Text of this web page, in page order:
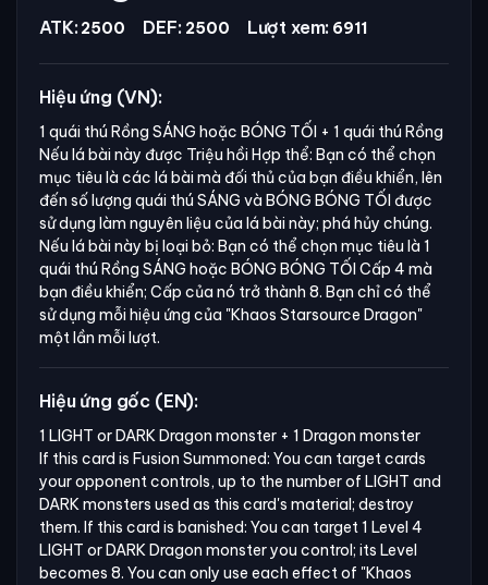
ATK: 2500 DEF: 2500 Lượt xem: 6911
Hiệu ứng (VN):
1 quái thú Rồng SÁNG hoặc BÓNG TỐI + 1 quái thú Rồng
Nếu lá bài này được Triệu hồi Hợp thể: Bạn có thể chọn
mục tiêu là các lá bài mà đối thủ của bạn điều khiển, lên
đến số lượng quái thú SÁNG và BÓNG BÓNG TỐI được
sử dụng làm nguyên liệu của lá bài này; phá hủy chúng.
Nếu lá bài này bị loại bỏ: Bạn có thể chọn mục tiêu là 1
quái thú Rồng SÁNG hoặc BÓNG BÓNG TỐI Cấp 4 mà
bạn điều khiển; Cấp của nó trở thành 8. Bạn chỉ có thể
sử dụng mỗi hiệu ứng của "Khaos Starsource Dragon"
một lần mỗi lượt.
Hiệu ứng gốc (EN):
1 LIGHT or DARK Dragon monster + 1 Dragon monster
If this card is Fusion Summoned: You can target cards
your opponent controls, up to the number of LIGHT and
DARK monsters used as this card's material; destroy
them. If this card is banished: You can target 1 Level 4
LIGHT or DARK Dragon monster you control; its Level
becomes 8. You can only use each effect of "Khaos